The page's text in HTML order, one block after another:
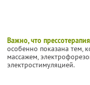
Важно, что
особенно показана тем,
массажем,
электростимуляцией.